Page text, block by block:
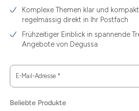
Komplexe Themen klar und
regelmässig direkt in Ihr Postfach
Frühzeitiger Einblick in spannende
Angebote von Degussa
E-Mail-Adresse *
Beliebte Produkte